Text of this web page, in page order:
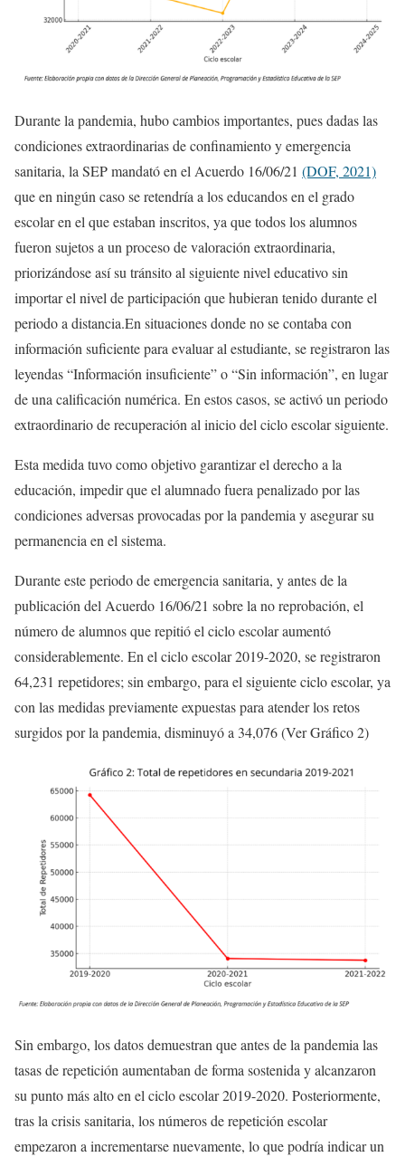
Durante la pandemia, hubo cambios importantes, pues dadas las
condiciones extraordinarias de confinamiento y emergencia
sanitaria, la SEP mandató en el Acuerdo 16/06/21 (DOF, 2021)
que en ningún caso se retendría a los educandos en el grado
escolar en el que estaban inscritos, ya que todos los alumnos
fueron sujetos a un proceso de valoración extraordinaria,
priorizándose así su tránsito al siguiente nivel educativo sin
importar el nivel de participación que hubieran tenido durante el
periodo a distancia.En situaciones donde no se contaba con
información suficiente para evaluar al estudiante, se registraron las
leyendas “Información insuficiente” o “Sin información”, en lugar
de una calificación numérica. En estos casos, se activó un periodo
extraordinario de recuperación al inicio del ciclo escolar siguiente.
Esta medida tuvo como objetivo garantizar el derecho a la
educación, impedir que el alumnado fuera penalizado por las
condiciones adversas provocadas por la pandemia y asegurar su
permanencia en el sistema.
Durante este periodo de emergencia sanitaria, y antes de la
publicación del Acuerdo 16/06/21 sobre la no reprobación, el
número de alumnos que repitió el ciclo escolar aumentó
considerablemente. En el ciclo escolar 2019-2020, se registraron
64,231 repetidores; sin embargo, para el siguiente ciclo escolar, ya
con las medidas previamente expuestas para atender los retos
surgidos por la pandemia, disminuyó a 34,076 (Ver Gráfico 2)
Sin embargo, los datos demuestran que antes de la pandemia las
tasas de repetición aumentaban de forma sostenida y alcanzaron
su punto más alto en el ciclo escolar 2019-2020. Posteriormente,
tras la crisis sanitaria, los números de repetición escolar
empezaron a incrementarse nuevamente, lo que podría indicar un